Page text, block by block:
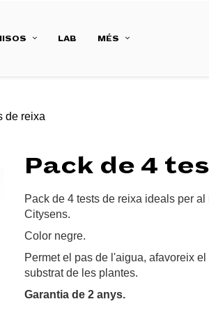
LAB MÉS
de reixa
Pack de 4
Pack de 4 tests de reixa ideals per
Citysens.
Color negre.
Permet el pas de l'aigua, afavoreix
substrat de les plantes.
Garantia de 2 anys.